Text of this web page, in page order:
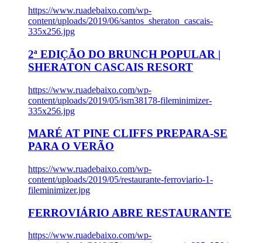
https://www.ruadebaixo.com/wp-
content/uploads/2019/06/santos_sheraton_cascais-
335x256.jpg
2ª EDIÇÃO DO BRUNCH POPULAR |
SHERATON CASCAIS RESORT
https://www.ruadebaixo.com/wp-
content/uploads/2019/05/ism38178-fileminimizer-
335x256.jpg
MARÉ AT PINE CLIFFS PREPARA-SE
PARA O VERÃO
https://www.ruadebaixo.com/wp-
content/uploads/2019/05/restaurante-ferroviario-1-
fileminimizer.jpg
FERROVIÁRIO ABRE RESTAURANTE
https://www.ruadebaixo.com/wp-